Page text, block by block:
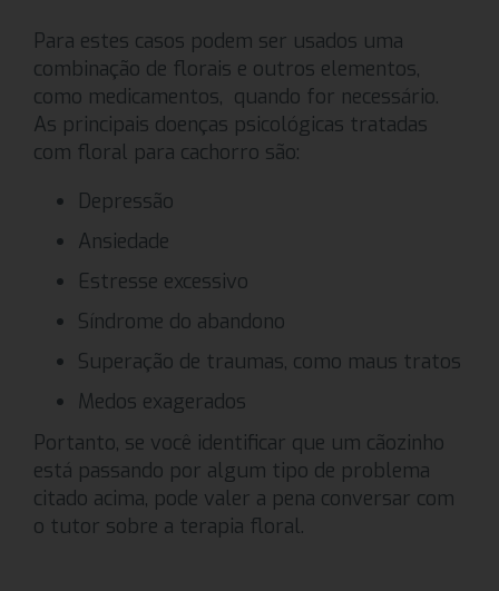
Para estes casos podem ser usados uma
combinação de florais e outros elementos,
como medicamentos, quando for necessário.
As principais doenças psicológicas tratadas
com floral para cachorro são:
Depressão
Ansiedade
Estresse excessivo
Síndrome do abandono
Superação de traumas, como maus tratos
Medos exagerados
Portanto, se você identificar que um cãozinho
está passando por algum tipo de problema
citado acima, pode valer a pena conversar com
o tutor sobre a terapia floral.